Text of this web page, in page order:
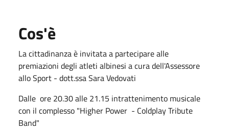
Cos'è
La cittadinanza è invitata a partecipare alle
premiazioni degli atleti albinesi a cura dell'Assessore
allo Sport - dott.ssa Sara Vedovati
Dalle ore 20.30 alle 21.15 intrattenimento musicale
con il complesso "Higher Power - Coldplay Tribute
Band"